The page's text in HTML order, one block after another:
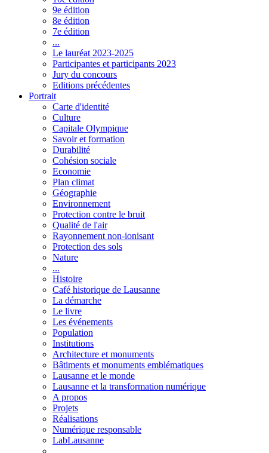
9e édition
8e édition
7e édition
...
Le lauréat 2023-2025
Participantes et participants 2023
Jury du concours
Editions précédentes
Portrait
Carte d'identité
Culture
Capitale Olympique
Savoir et formation
Durabilité
Cohésion sociale
Economie
Plan climat
Géographie
Environnement
Protection contre le bruit
Qualité de l'air
Rayonnement non-ionisant
Protection des sols
Nature
...
Histoire
Café historique de Lausanne
La démarche
Le livre
Les événements
Population
Institutions
Architecture et monuments
Bâtiments et monuments emblématiques
Lausanne et le monde
Lausanne et la transformation numérique
A propos
Projets
Réalisations
Numérique responsable
LabLausanne
...